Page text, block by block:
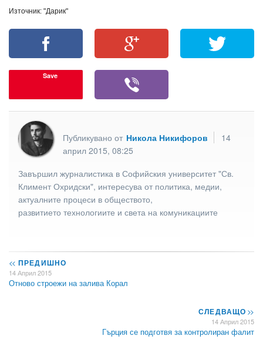
Източник: "Дарик"
Save
Публикувано от Никола Никифоров
14
април 2015, 08:25
Завършил журналистика в Софийския университет "Св.
Климент Охридски", интересува от политика, медии,
актуалните процеси в обществото,
развитието технологиите и света на комуникациите
<< ПРЕДИШНО
14 Април 2015
Отново строежи на залива Корал
СЛЕДВАЩО>>
14 Април 2015
Гърция се подготвя за контролиран фалит